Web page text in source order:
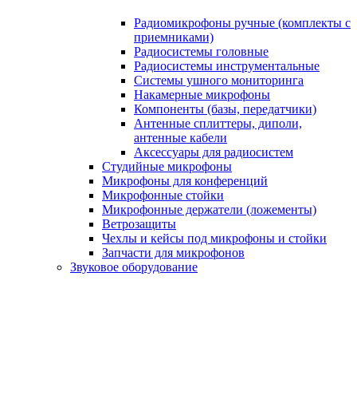
Радиомикрофоны ручные (комплекты с
приемниками)
Радиосистемы головные
Радиосистемы инструментальные
Системы ушного мониторинга
Накамерные микрофоны
Компоненты (базы, передатчики)
Антенные сплиттеры, диполи,
антенные кабели
Аксесcуары для радиосистем
Студийные микрофоны
Микрофоны для конференций
Микрофонные стойки
Микрофонные держатели (ложементы)
Ветрозащиты
Чехлы и кейсы под микрофоны и стойки
Запчасти для микрофонов
Звуковое оборудование